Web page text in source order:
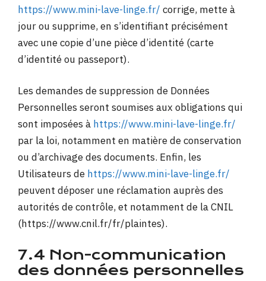
https://www.mini-lave-linge.fr/ corrige, mette à
jour ou supprime, en s’identifiant précisément
avec une copie d’une pièce d’identité (carte
d’identité ou passeport).
Les demandes de suppression de Données
Personnelles seront soumises aux obligations qui
sont imposées à https://www.mini-lave-linge.fr/
par la loi, notamment en matière de conservation
ou d’archivage des documents. Enfin, les
Utilisateurs de https://www.mini-lave-linge.fr/
peuvent déposer une réclamation auprès des
autorités de contrôle, et notamment de la CNIL
(https://www.cnil.fr/fr/plaintes).
7.4 Non-communication
des données personnelles